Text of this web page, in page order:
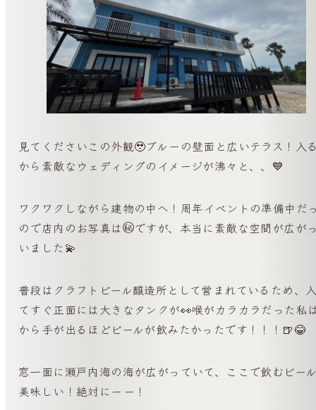
見てくださいこの外観🥹ブルーの壁面と広いテラス！入
から素敵なウェディングのイメージが沸々と、、💙
ワクワクしながら建物の中へ！周年イベントの準備中だ
ので店内のお写真は㊙️ですが、本当に素敵な空間が広が
いました💫
普段はクラフトビール醸造所として営まれているため、
てすぐ正面には大きなタンクが👀喉がカラカラだった私
から手が出るほどビールが飲みたかったです！！！🍺😂
窓一面に瀬戸内海の海が広がっていて、ここで飲むビー
美味しい！絶対にーー！